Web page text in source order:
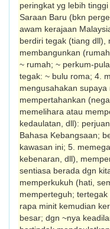
pering­kat yg lebih
Saraan Baru (bkn
awam kerajaan
berdiri tegak (tiang dll),
membangunkan
~ rumah; ~ perkum-
tegak: ~ bulu roma; 4.
mengusahakan supaya
mempertahankan
memelihara atau
kedaulatan, dll):
Bahasa Kebangsaan;
kawasan ini; 5.
kebenaran, dll),
sentiasa berada dgn
memperkukuh (hati,
memperteguh;
rapa minit kemudian
besar; dgn ~nya